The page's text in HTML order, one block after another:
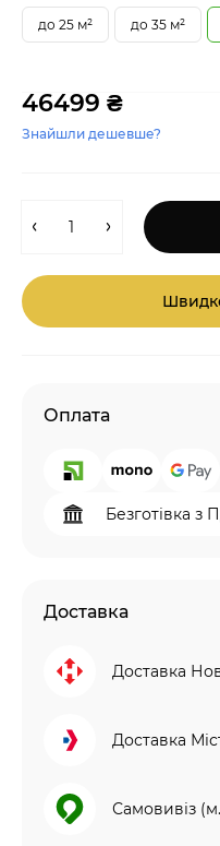
до 25 м² до 35 м²
46499 ₴
Знайшли дешевше?
Оплата
Безготівка з
Доставка
Доставка
Доставка
Самовивіз